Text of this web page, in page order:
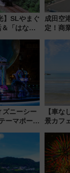
】SLやまぐ
「はなあ
きっぷの取
成田空
定！商
で新型
ズニーシー
ーマポート
【車な
景カフ
用して
う！